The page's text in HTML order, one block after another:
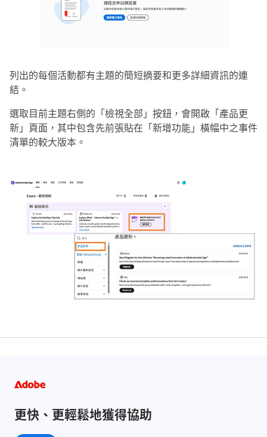
列出的每個活動都有主題的簡短摘要和更多詳細資訊的連
結。
選取目前主題右側的「檢視全部 」按鈕，會開啟「產品更
新」頁面，其中包含先前張貼在「新增功能」橫幅中之事件
清單的較大版本。
更快、更輕鬆地獲得協助